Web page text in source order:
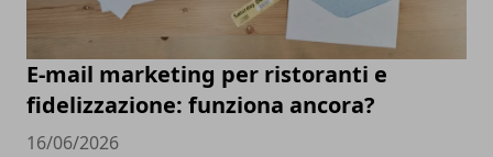
E-mail marketing per ristoranti e
fidelizzazione: funziona ancora?
16/06/2026